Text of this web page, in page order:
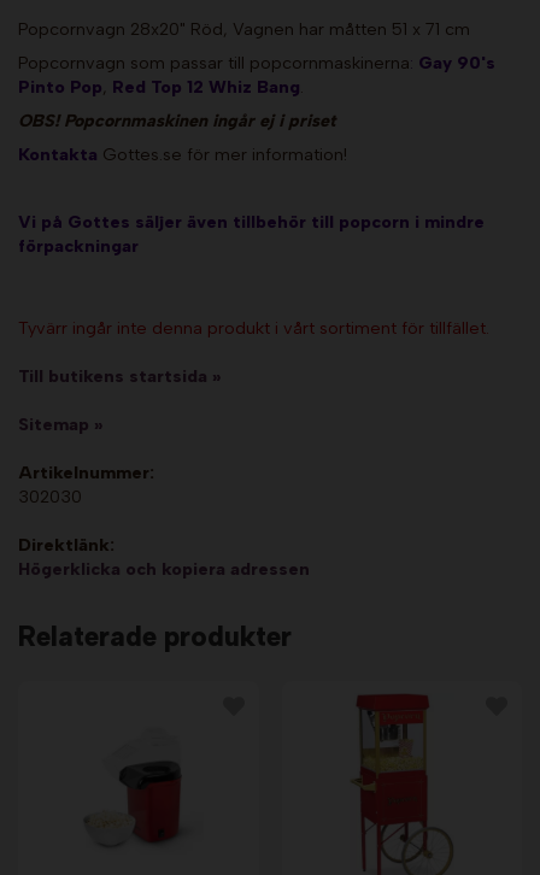
Popcornvagn 28x20" Röd, Vagnen har måtten 51 x 71 cm
Popcornvagn som passar till popcornmaskinerna: Gay 90's
Pinto Pop, Red Top 12 Whiz Bang.
OBS! Popcornmaskinen ingår ej i priset
Kontakta Gottes.se för mer information!
Vi på Gottes säljer även tillbehör till popcorn i mindre
förpackningar
Tyvärr ingår inte denna produkt i vårt sortiment för tillfället.
Till butikens startsida »
Sitemap »
Artikelnummer:
302030
Direktlänk:
Högerklicka och kopiera adressen
Relaterade produkter